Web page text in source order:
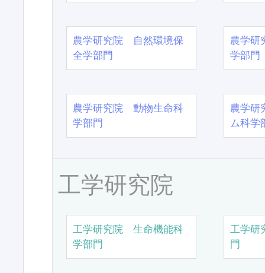
農学研究院 自然環境保
全学部門
農学
学部門
農学研究院 動物生命科
学部門
農学
ム科学
工学研究院
工学研究院 生命機能科
学部門
工学研
門